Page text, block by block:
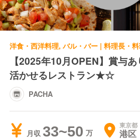
洋食・西洋料理, バル・バー | 料理長・
【2025年10月OPEN】賞与
活かせるレストラン★☆
PACHA
月収 33~50 東京都
港区